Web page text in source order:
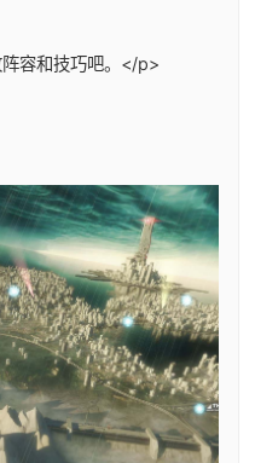
容和技巧吧。</p>